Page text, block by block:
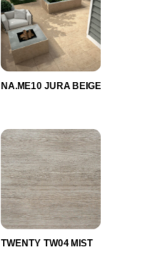
NA.ME10 JURA BEIGE
TWENTY TW04 MIST